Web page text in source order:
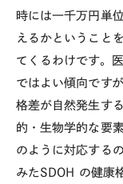
時には一千万円単
えるかということ
てくるわけです。
ではよい傾向です
格差が自然発生す
的・生物学的な要
のように対応する
みた SDOH の健康